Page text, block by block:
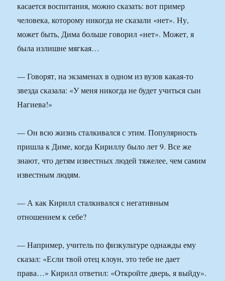
касается воспитания, можно сказать: вот пример
человека, которому никогда не сказали «нет». Ну,
может быть, Дима больше говорил «нет». Может, я
была излишне мягкая…
— Говорят, на экзаменах в одном из вузов какая-то
звезда сказала: «У меня никогда не будет учиться сын
Нагиева!»
— Он всю жизнь сталкивался с этим. Популярность
пришла к Диме, когда Кириллу было лет 9. Все же
знают, что детям известных людей тяжелее, чем самим
известным людям.
— А как Кирилл сталкивался с негативным
отношением к себе?
— Например, учитель по физкультуре однажды ему
сказал: «Если твой отец клоун, это тебе не дает
права…» Кирилл ответил: «Откройте дверь, я выйду».